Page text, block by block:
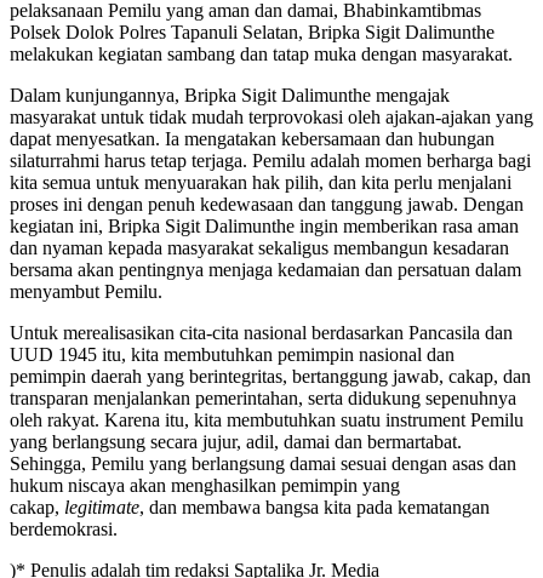
pelaksanaan Pemilu yang aman dan damai, Bhabinkamtibmas
Polsek Dolok Polres Tapanuli Selatan, Bripka Sigit Dalimunthe
melakukan kegiatan sambang dan tatap muka dengan masyarakat.
Dalam kunjungannya, Bripka Sigit Dalimunthe mengajak
masyarakat untuk tidak mudah terprovokasi oleh ajakan-ajakan yang
dapat menyesatkan. Ia mengatakan kebersamaan dan hubungan
silaturrahmi harus tetap terjaga. Pemilu adalah momen berharga bagi
kita semua untuk menyuarakan hak pilih, dan kita perlu menjalani
proses ini dengan penuh kedewasaan dan tanggung jawab. Dengan
kegiatan ini, Bripka Sigit Dalimunthe ingin memberikan rasa aman
dan nyaman kepada masyarakat sekaligus membangun kesadaran
bersama akan pentingnya menjaga kedamaian dan persatuan dalam
menyambut Pemilu.
Untuk merealisasikan cita-cita nasional berdasarkan Pancasila dan
UUD 1945 itu, kita membutuhkan pemimpin nasional dan
pemimpin daerah yang berintegritas, bertanggung jawab, cakap, dan
transparan menjalankan pemerintahan, serta didukung sepenuhnya
oleh rakyat. Karena itu, kita membutuhkan suatu instrument Pemilu
yang berlangsung secara jujur, adil, damai dan bermartabat.
Sehingga, Pemilu yang berlangsung damai sesuai dengan asas dan
hukum niscaya akan menghasilkan pemimpin yang
cakap, legitimate, dan membawa bangsa kita pada kematangan
berdemokrasi.
)* Penulis adalah tim redaksi Saptalika Jr. Media